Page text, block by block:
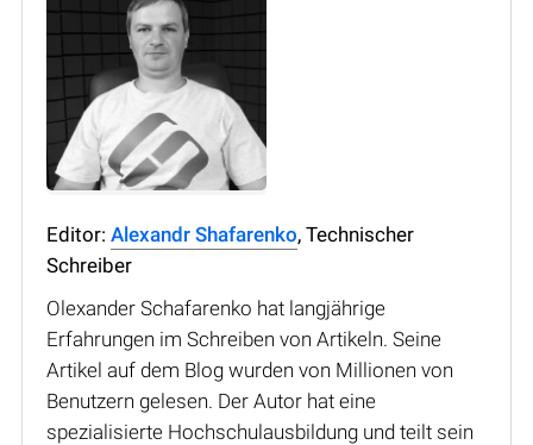
Editor: Alexandr Shafarenko, Technischer
Schreiber
Olexander Schafarenko hat langjährige
Erfahrungen im Schreiben von Artikeln. Seine
Artikel auf dem Blog wurden von Millionen von
Benutzern gelesen. Der Autor hat eine
spezialisierte Hochschulausbildung und teilt sein